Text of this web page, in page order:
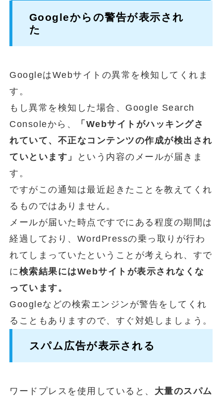
Googleからの警告が表示され
た
GoogleはWebサイトの異常を検知してくれま
す。
もし異常を検知した場合、Google Search
Consoleから、
「Webサイトがハッキングさ
れていて、不正なコンテンツの作成が検出され
ていといます」
という内容のメールが届きま
す。
ですがこの通知は最近起きたことを教えてくれ
るものではありません。
メールが届いた時点ですでにある程度の期間は
経過しており、WordPressの乗っ取りが行わ
れてしまっていたということが考えられ、すで
に 検索結果にはWebサイトが表示されなくな
っています。
Googleなどの検索エンジンが警告をしてくれ
ることもありますので、すぐ対処しましょう。
スパム広告が表示される
ワードプレスを使用していると、 大量のスパム